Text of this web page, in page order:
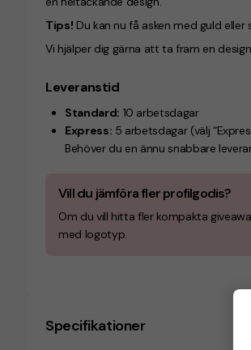
Tips! Du kan nu få asken med guld eller
Vi hjälper dig gärna att ta fram en
Leveranstid
Standard: 10 arbetsdagar
Express: 5 arbetsdagar (välj
Behöver du en ännu snabbare
Vill du jämföra fler profilgodis?
Om du vill hitta fler kompakta
med logotyp.
Specifikationer